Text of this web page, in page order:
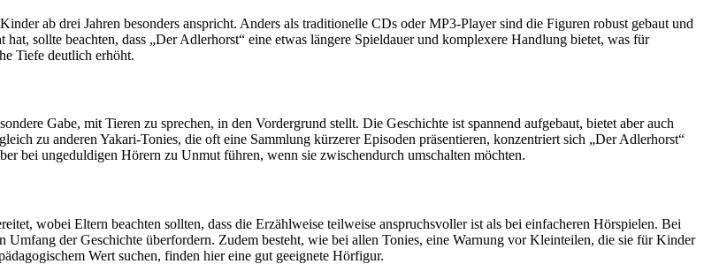
ab drei Jahren besonders anspricht. Anders als traditionelle CDs oder MP3-Player sind die Figuren robust gebaut und
sollte beachten, dass „Der Adlerhorst“ eine etwas längere Spieldauer und komplexere Handlung bietet, was für
Tiefe deutlich erhöht.
Gabe, mit Tieren zu sprechen, in den Vordergrund stellt. Die Geschichte ist spannend aufgebaut, bietet aber auch
zu anderen Yakari-Tonies, die oft eine Sammlung kürzerer Episoden präsentieren, konzentriert sich „Der Adlerhorst“
bei ungeduldigen Hörern zu Unmut führen, wenn sie zwischendurch umschalten möchten.
wobei Eltern beachten sollten, dass die Erzählweise teilweise anspruchsvoller ist als bei einfacheren Hörspielen. Bei
der Geschichte überfordern. Zudem besteht, wie bei allen Tonies, eine Warnung vor Kleinteilen, die sie für Kinder
Wert suchen, finden hier eine gut geeignete Hörfigur.